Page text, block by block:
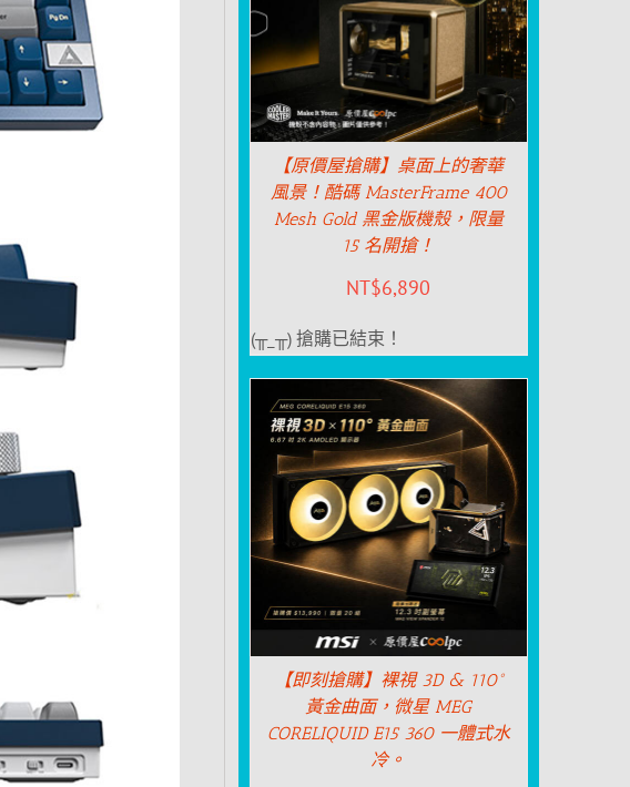
【原價屋搶購】桌面上的奢華
風景！酷碼 MasterFrame 400
Mesh Gold 黑金版機殼，限量
15 名開搶！
NT$6,890
(╥_╥) 搶購已結束！
【即刻搶購】裸視 3D & 110°
黃金曲面，微星 MEG
CORELIQUID E15 360 一體式水
冷。